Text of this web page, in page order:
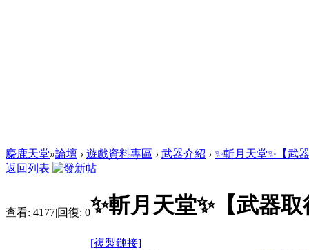
麋鹿天堂»論壇 › 遊戲資料專區 › 武器介紹 › ✨斬月天堂✨【武
返回列表
查看: 4177|回復: 0✨斬月天堂✨【武器
[複製鏈接]